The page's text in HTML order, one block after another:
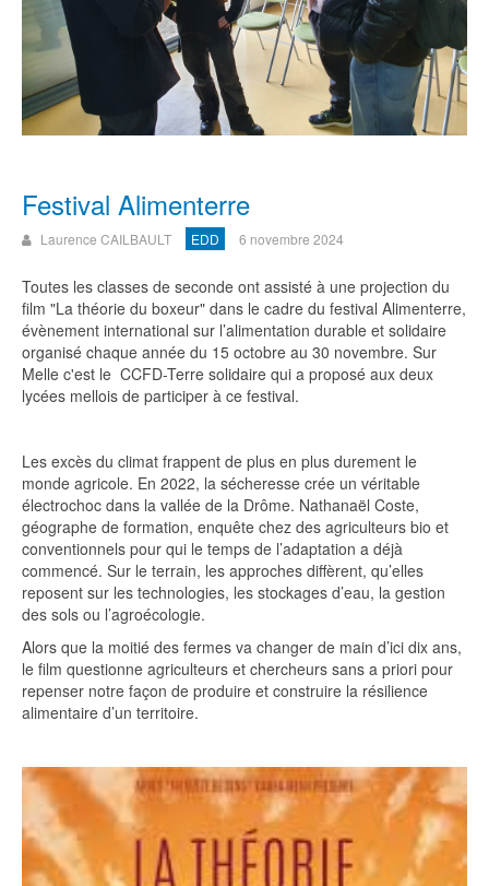
Festival Alimenterre
Laurence CAILBAULT EDD 6 novembre 2024
Toutes les classes de seconde ont assisté à une projection du
film "La théorie du boxeur" dans le cadre du festival Alimenterre,
évènement international sur l’alimentation durable et solidaire
organisé chaque année du 15 octobre au 30 novembre. Sur
Melle c'est le CCFD-Terre solidaire qui a proposé aux deux
lycées mellois de participer à ce festival.
Les excès du climat frappent de plus en plus durement le
monde agricole. En 2022, la sécheresse crée un véritable
électrochoc dans la vallée de la Drôme. Nathanaël Coste,
géographe de formation, enquête chez des agriculteurs bio et
conventionnels pour qui le temps de l’adaptation a déjà
commencé. Sur le terrain, les approches diffèrent, qu’elles
reposent sur les technologies, les stockages d’eau, la gestion
des sols ou l’agroécologie.
Alors que la moitié des fermes va changer de main d’ici dix ans,
le film questionne agriculteurs et chercheurs sans a priori pour
repenser notre façon de produire et construire la résilience
alimentaire d’un territoire.